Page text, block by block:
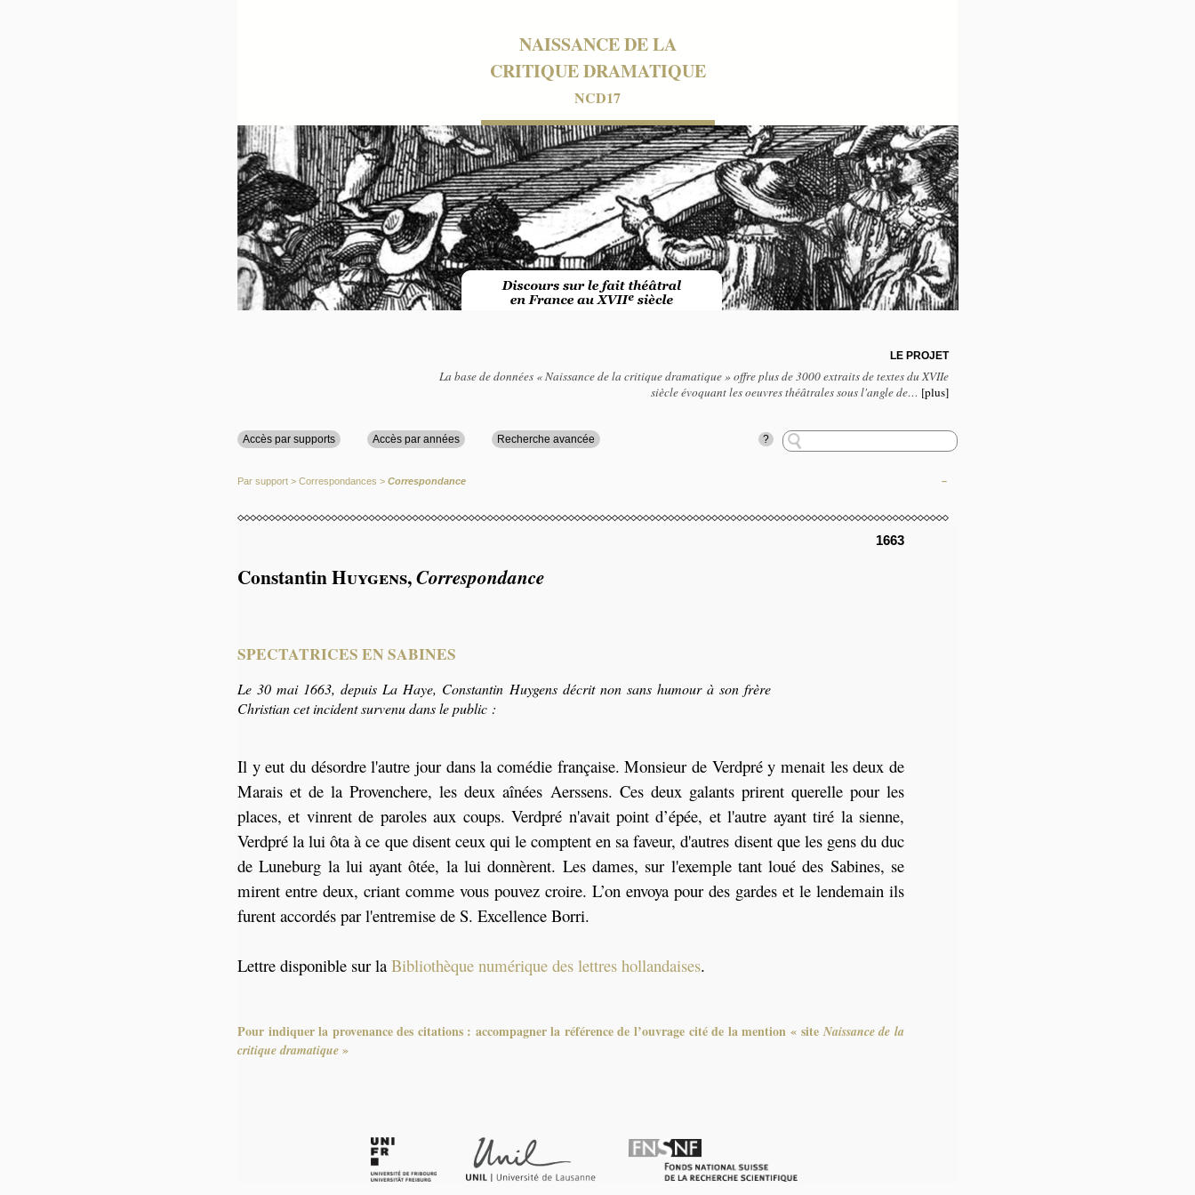
NAISSANCE DE LA
CRITIQUE DRAMATIQUE
NCD17
LE PROJET
La base de données « Naissance de la critique dramatique » offre plus de 3000 extraits de textes du XVIIe
siècle évoquant les oeuvres théâtrales sous l'angle de… [plus]
Accès par supports Accès par années Recherche avancée ?
Par support > Correspondances > Correspondance –
1663
ConstantinHuygens,Correspondance
SPECTATRICES EN SABINES
Le 30 mai 1663, depuis La Haye, Constantin Huygens décrit non sans humour à son frère
Christian cet incident survenu dans le public :
Il y eut du désordre l'autre jour dans la comédie française. Monsieur de Verdpré y menait les deux de
Marais et de la Provenchere, les deux aînées Aerssens. Ces deux galants prirent querelle pour les
places, et vinrent de paroles aux coups. Verdpré n'avait point d’épée, et l'autre ayant tiré la sienne,
Verdpré la lui ôta à ce que disent ceux qui le comptent en sa faveur, d'autres disent que les gens du duc
de Luneburg la lui ayant ôtée, la lui donnèrent. Les dames, sur l'exemple tant loué des Sabines, se
mirent entre deux, criant comme vous pouvez croire. L’on envoya pour des gardes et le lendemain ils
furent accordés par l'entremise de S. Excellence Borri.
Lettre disponible sur la Bibliothèque numérique des lettres hollandaises.
Pour indiquer la provenance des citations : accompagner la référence de l’ouvrage cité de la mention « siteNaissance de la
critique dramatique »